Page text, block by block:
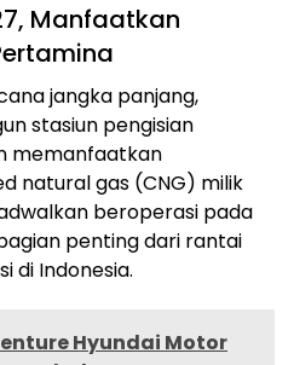
Manfaatkan
jangka panjang,
stasiun pengisian
memanfaatkan
natural gas (CNG) milik
beroperasi pada
penting dari rantai
di Indonesia.
Hyundai Motor